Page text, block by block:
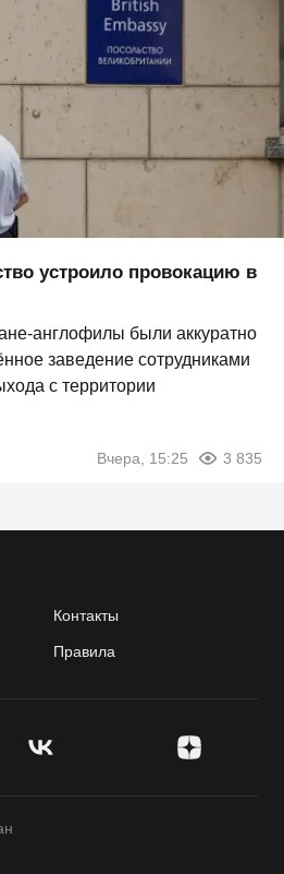
устроило провокацию в
англофилы были аккуратно
заведение сотрудниками
с территории
Вчера, 15:25 3 835
Контакты
Правила